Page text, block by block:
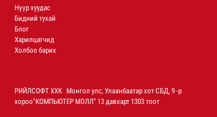
Нүүр хуудас
Бидний тухай
Блог
Харилцагчид
Холбоо барих
РИЙЛСОФТ ХХК Монгол улс, Улаанбаатар хот СБД, 9 -р
хороо"КОМПЬЮТЕР МОЛЛ" 13 давхарт 1303 тоот